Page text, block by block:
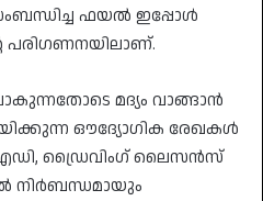
ഫയൽ ഇപ്പോൾ
പരിഗണനയിലാണ്.
മദ്യം വാങ്ങാൻ
ഔദ്യോഗിക രേഖകൾ
ഡ്രൈവിംഗ് ലൈസൻസ്
നിർബന്ധമായും